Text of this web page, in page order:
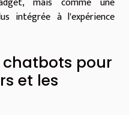
intégrée à l'expérience
pour
et les